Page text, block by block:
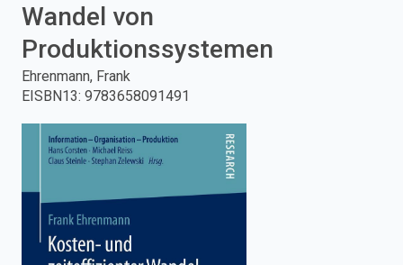
press
enter
to
search.
Wandel von
Produktionssystemen
Ehrenmann, Frank
EISBN13: 9783658091491